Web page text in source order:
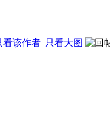
看该作者 |只看大图